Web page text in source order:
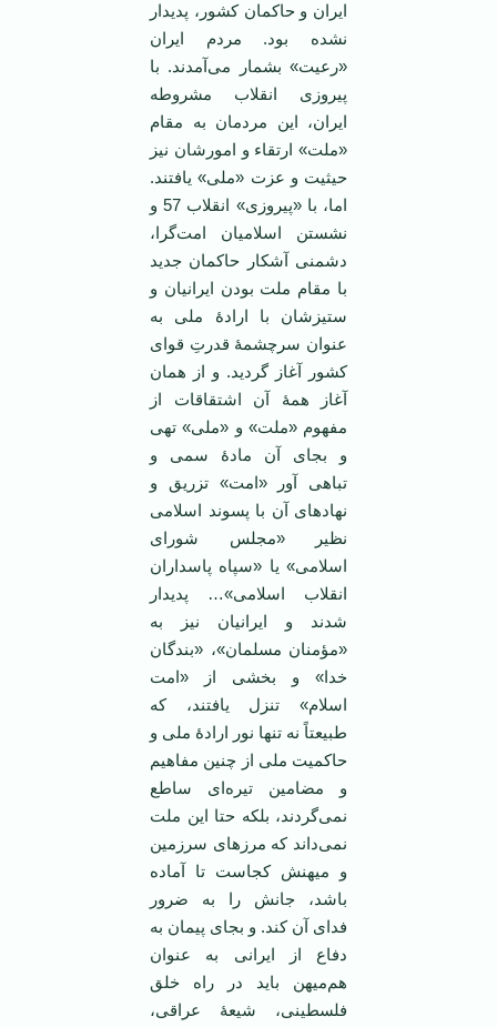
ایران و حاکمان کشور، پدیدار
نشده بود. مردم ایران
«رعیت» بشمار می‌آمدند. با
پیروزی انقلاب مشروطه
ایران، این مردمان به مقام
«ملت» ارتقاء و امورشان نیز
حیثیت و عزت «ملی» یافتند.
اما، با «پیروزی» انقلاب 57 و
نشستن اسلامیان امت‌گرا،
دشمنی آشکار حاکمان جدید
با مقام ملت بودن ایرانیان و
ستیزشان با ارادۀ ملی به
عنوان سرچشمۀ قدرتِ قوای
کشور آغاز گردید. و از همان
آغاز همۀ آن اشتقاقات از
مفهوم «ملت» و «ملی» تهی
و بجای آن مادۀ سمی و
تباهی آور «امت» تزریق و
نهادهای آن با پسوند اسلامی
نظیر «مجلس شورای
اسلامی» یا «سپاه پاسداران
انقلاب اسلامی»… پدیدار
شدند و ایرانیان نیز به
«مؤمنان مسلمان»، «بندگان
خدا» و بخشی از «امت
اسلام» تنزل یافتند، که
طبیعتاً نه تنها نور ارادۀ ملی و
حاکمیت ملی از چنین مفاهیم
و مضامین تیره‌ای ساطع
نمی‌گردند، بلکه حتا این ملت
نمی‌داند که مرزهای سرزمین
و میهنش کجاست تا آماده
باشد، جانش را به ضرور
فدای آن کند. و بجای پیمان به
دفاع از ایرانی به عنوان
هم‌میهن باید در راه خلق
فلسطینی، شیعۀ عراقی،